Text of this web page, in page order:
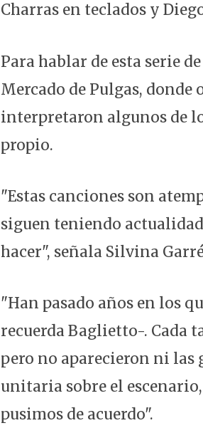
Charras en teclados y
Para hablar de esta serie
Mercado de Pulgas,
interpretaron algunos de
propio.
"Estas canciones son
siguen teniendo
hacer", señala Silvina
"Han pasado años en los
recuerda Baglietto-. Cada
pero no aparecieron ni las
unitaria sobre el
pusimos de acuerdo".